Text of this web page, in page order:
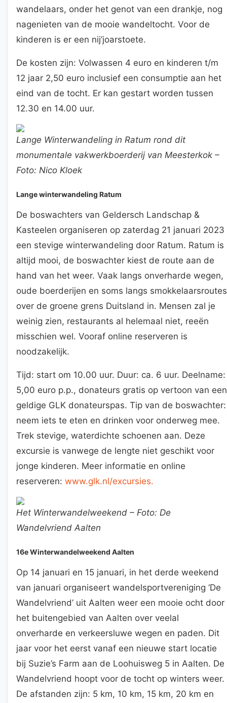
wandelaars, onder het genot van een drankje, nog
nagenieten van de mooie wandeltocht. Voor de
kinderen is er een nij’joarstoete.
De kosten zijn: Volwassen 4 euro en kinderen t/m
12 jaar 2,50 euro inclusief een consumptie aan het
eind van de tocht. Er kan gestart worden tussen
12.30 en 14.00 uur.
Lange Winterwandeling in Ratum rond dit
monumentale vakwerkboerderij van Meesterkok –
Foto: Nico Kloek
Lange winterwandeling Ratum
De boswachters van Geldersch Landschap &
Kasteelen organiseren op zaterdag 21 januari 2023
een stevige winterwandeling door Ratum. Ratum is
altijd mooi, de boswachter kiest de route aan de
hand van het weer. Vaak langs onverharde wegen,
oude boerderijen en soms langs smokkelaarsroutes
over de groene grens Duitsland in. Mensen zal je
weinig zien, restaurants al helemaal niet, reeën
misschien wel. Vooraf online reserveren is
noodzakelijk.
Tijd: start om 10.00 uur. Duur: ca. 6 uur. Deelname:
5,00 euro p.p., donateurs gratis op vertoon van een
geldige GLK donateurspas. Tip van de boswachter:
neem iets te eten en drinken voor onderweg mee.
Trek stevige, waterdichte schoenen aan. Deze
excursie is vanwege de lengte niet geschikt voor
jonge kinderen. Meer informatie en online
reserveren: www.glk.nl/excursies.
Het Winterwandelweekend – Foto: De
Wandelvriend Aalten
16e Winterwandelweekend Aalten
Op 14 januari en 15 januari, in het derde weekend
van januari organiseert wandelsportvereniging ‘De
Wandelvriend’ uit Aalten weer een mooie ocht door
het buitengebied van Aalten over veelal
onverharde en verkeersluwe wegen en paden. Dit
jaar voor het eerst vanaf een nieuwe start locatie
bij Suzie’s Farm aan de Loohuisweg 5 in Aalten. De
Wandelvriend hoopt voor de tocht op winters weer.
De afstanden zijn: 5 km, 10 km, 15 km, 20 km en